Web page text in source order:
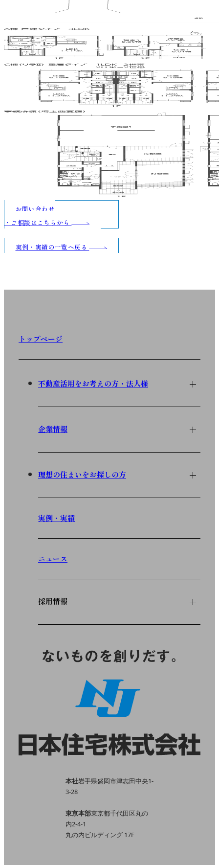
お問い合わせ
・ご相談はこちらから
実例・実績の一覧へ戻る
トップページ
不動産活用をお考えの方・法人様
企業情報
理想の住まいをお探しの方
実例・実績
ニュース
採用情報
本社岩手県盛岡市津志田中央1-
3-28
東京本部東京都千代田区丸の
内2-4-1
丸の内ビルディング 17F